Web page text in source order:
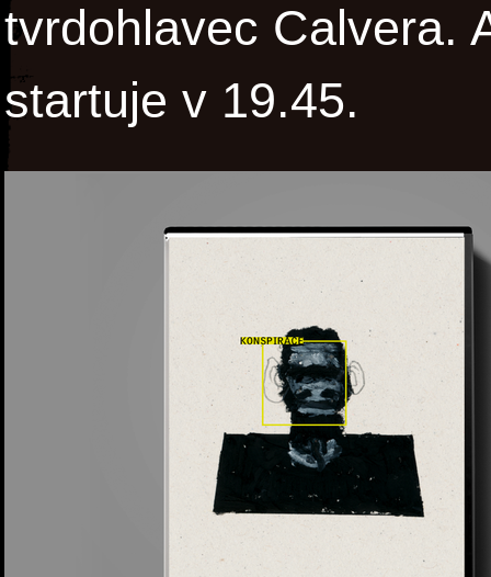
tvrdohlavec Calvera.
startuje v 19.45.